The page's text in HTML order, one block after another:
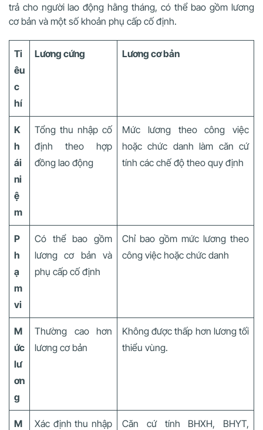
trả cho người lao động hằng tháng, có thể bao gồm lương
cơ bản và một số khoản phụ cấp cố định.
Ti
êu
c
hí
Lương cứng Lương cơ bản
K
h
ái
ni
ệ
m
Tổng thu nhập cố
định theo hợp
đồng lao động
Mức lương theo công việc
hoặc chức danh làm căn cứ
tính các chế độ theo quy định
P
h
ạ
m
vi
Có thể bao gồm
lương cơ bản và
phụ cấp cố định
Chỉ bao gồm mức lương theo
công việc hoặc chức danh
M
ức
lư
ơn
g
Thường cao hơn
lương cơ bản
Không được thấp hơn lương tối
thiểu vùng.
M
Xác định thu nhập
Căn cứ tính BHXH, BHYT,